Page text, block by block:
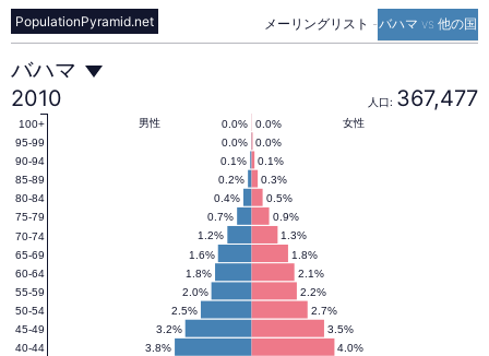
メーリングリスト -バハマ vs 他の国
PopulationPyramid.net
バ
ハ
マ
の
人
バハマ
2010
人口: 367,477
4.0%
3.8%
3.5%
3.2%
2.7%
2.5%
2.2%
2.0%
2.1%
1.8%
1.8%
1.6%
1.3%
1.2%
0.9%
0.7%
0.5%
0.4%
0.3%
0.2%
0.1%
0.1%
0.0%
0.0%
0.0%
0.0% 女性
男性
40-44
45-49
50-54
55-59
60-64
65-69
70-74
75-79
80-84
85-89
90-94
95-99
100+